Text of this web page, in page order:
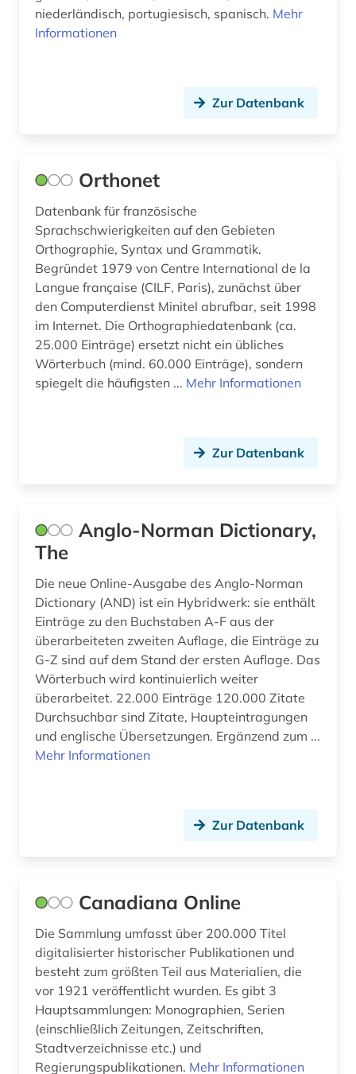
wörterbuch (25)
xinjiang (1)
zeitschriftenaufsatz (1)
übersetzung (1)
übersetzungswissenschaft (2)
niederländisch, portugiesisch, spanisch. Mehr
Informationen
Zur Datenbank
Orthonet
Datenbank für französische
Sprachschwierigkeiten auf den Gebieten
Orthographie, Syntax und Grammatik.
Begründet 1979 von Centre International de la
Langue française (CILF, Paris), zunächst über
den Computerdienst Minitel abrufbar, seit 1998
im Internet. Die Orthographiedatenbank (ca.
25.000 Einträge) ersetzt nicht ein übliches
Wörterbuch (mind. 60.000 Einträge), sondern
spiegelt die häufigsten ... Mehr Informationen
Zur Datenbank
Anglo-Norman Dictionary,
The
Die neue Online-Ausgabe des Anglo-Norman
Dictionary (AND) ist ein Hybridwerk: sie enthält
Einträge zu den Buchstaben A-F aus der
überarbeiteten zweiten Auflage, die Einträge zu
G-Z sind auf dem Stand der ersten Auflage. Das
Wörterbuch wird kontinuierlich weiter
überarbeitet. 22.000 Einträge 120.000 Zitate
Durchsuchbar sind Zitate, Haupteintragungen
und englische Übersetzungen. Ergänzend zum ...
Mehr Informationen
Zur Datenbank
Canadiana Online
Die Sammlung umfasst über 200.000 Titel
digitalisierter historischer Publikationen und
besteht zum größten Teil aus Materialien, die
vor 1921 veröffentlicht wurden. Es gibt 3
Hauptsammlungen: Monographien, Serien
(einschließlich Zeitungen, Zeitschriften,
Stadtverzeichnisse etc.) und
Regierungspublikationen. Mehr Informationen